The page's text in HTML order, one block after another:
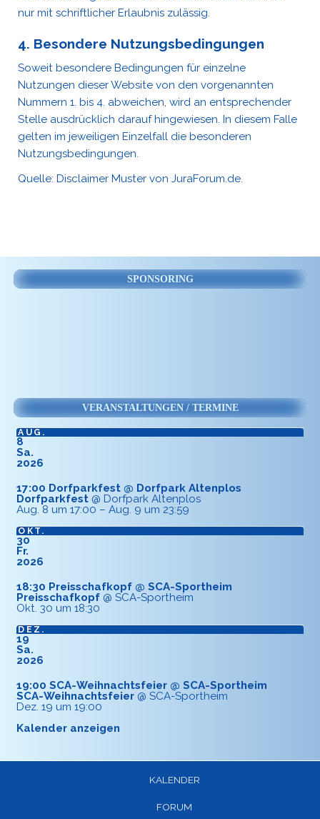
nur mit schriftlicher Erlaubnis zulässig.
4. Besondere Nutzungsbedingungen
Soweit besondere Bedingungen für einzelne
Nutzungen dieser Website von den vorgenannten
Nummern 1. bis 4. abweichen, wird an entsprechender
Stelle ausdrücklich darauf hingewiesen. In diesem Falle
gelten im jeweiligen Einzelfall die besonderen
Nutzungsbedingungen.
Quelle:Disclaimer Muster von JuraForum.de.
SPONSORING
VERANSTALTUNGEN / TERMINE
AUG.
8
Sa.
2026
17:00 Dorfparkfest @ Dorfpark Altenplos
Dorfparkfest @ Dorfpark Altenplos
Aug. 8 um 17:00 – Aug. 9 um 23:59
OKT.
30
Fr.
2026
18:30 Preisschafkopf @ SCA-Sportheim
Preisschafkopf @ SCA-Sportheim
Okt. 30 um 18:30
DEZ.
19
Sa.
2026
19:00 SCA-Weihnachtsfeier @ SCA-Sportheim
SCA-Weihnachtsfeier @ SCA-Sportheim
Dez. 19 um 19:00
Kalender anzeigen
KALENDER
FORUM